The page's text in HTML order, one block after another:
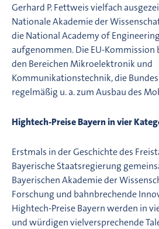
Gerhard P. Fettweis vielfach
Nationale Akademie der
die National Academy of
aufgenommen. Die EU-Kommission
den Bereichen Mikroelektronik und
Kommunikationstechnik, die
regelmäßig u. a. zum Ausbau des
Hightech-Preise Bayern in vier
Erstmals in der Geschichte des
Bayerische Staatsregierung
Bayerischen Akademie der
Forschung und bahnbrechende
Hightech-Preise Bayern werden in
und würdigen vielversprechende